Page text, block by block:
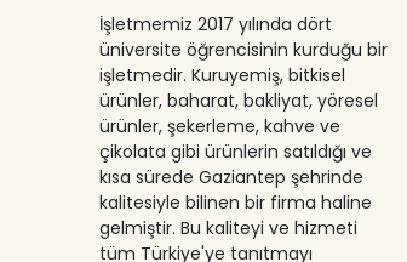
İşletmemiz 2017 yılında dört
üniversite öğrencisinin kurduğu bir
işletmedir. Kuruyemiş, bitkisel
ürünler, baharat, bakliyat, yöresel
ürünler, şekerleme, kahve ve
çikolata gibi ürünlerin satıldığı ve
kısa sürede Gaziantep şehrinde
kalitesiyle bilinen bir firma haline
gelmiştir. Bu kaliteyi ve hizmeti
tüm Türkiye'ye tanıtmayı